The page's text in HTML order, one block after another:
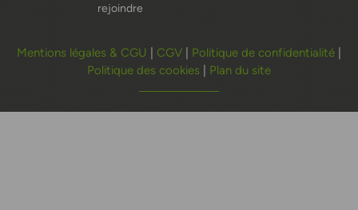
rejoindre
Mentions légales & CGU CGV Politique de confidentialité
Politique des cookies
Plan du site